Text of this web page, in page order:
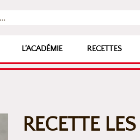
L’ACADÉMIE RECETTES
RECETTE